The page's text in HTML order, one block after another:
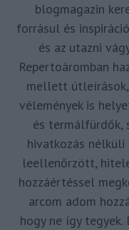
blogmagazin
forrásul és
és az utazni
Repertoáromban
mellett útleírások,
vélemények is
és termálfürdők,
hivatkozás nélküli
leellenőrzött,
hozzáértéssel
arcom adom
hogy ne így tegyek.